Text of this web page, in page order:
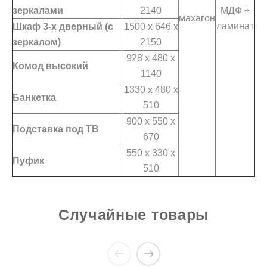
махагон
МДФ +
ламинат
зеркалами
2140
Шкаф 3-х дверный (с
зеркалом)
1500 x 646 x
2150
Комод высокий
928 x 480 x
1140
Банкетка
1330 x 480 x
510
Подставка под ТВ
900 x 550 x
670
Пуфик
550 x 330 x
510
Спальня Флоренция
качество не суперское, но за такие деньги
Купить Спальня Флоренция
Случайные товары